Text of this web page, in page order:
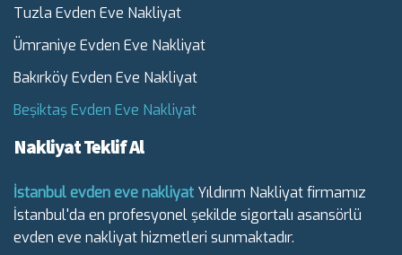
Tuzla Evden Eve Nakliyat
Ümraniye Evden Eve Nakliyat
Bakırköy Evden Eve Nakliyat
Beşiktaş Evden Eve Nakliyat
Nakliyat Teklif Al
İstanbul evden eve nakliyat Yıldırım Nakliyat firmamız
İstanbul'da en profesyonel şekilde sigortalı asansörlü
evden eve nakliyat hizmetleri sunmaktadır.